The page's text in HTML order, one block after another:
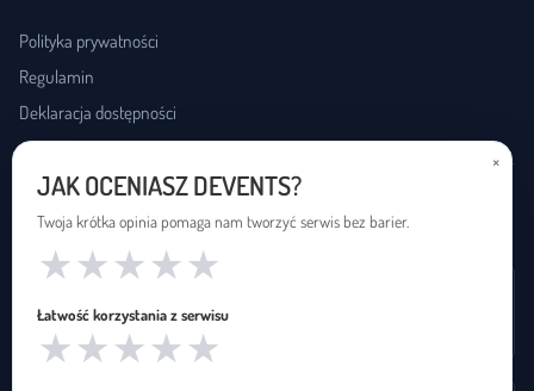
Polityka prywatności
Regulamin
Deklaracja dostępności
USŁUGI DOSTĘPNOŚCI
Zapętleni · zapetleni.pl
×
JAK OCENIASZ DEVENTS?
Twoja krótka opinia pomaga nam tworzyć serwis bez barier.
★
★
★
★
★
Łatwość korzystania z serwisu
★
★
★
★
★